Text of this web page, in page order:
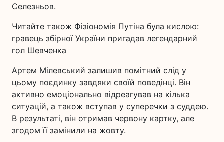
Селезньов.
Читайте також Фізіономія Путіна була кислою:
гравець збірної України пригадав легендарний
гол Шевченка
Артем Мілевський залишив помітний слід у
цьому поєдинку завдяки своїй поведінці. Він
активно емоціонально відреагував на кілька
ситуацій, а також вступав у суперечки з суддею.
В результаті, він отримав червону картку, але
згодом її замінили на жовту.